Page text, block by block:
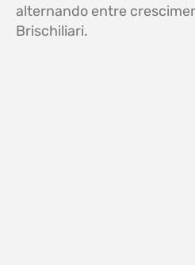
alternando entre
Brischiliari.